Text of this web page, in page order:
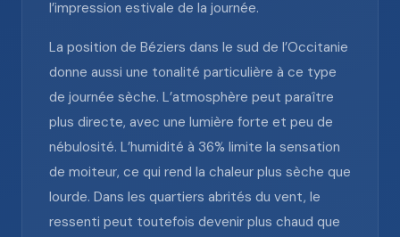
l’impression estivale de la journée.
La position de Béziers dans le sud de l’Occitanie
donne aussi une tonalité particulière à ce type
de journée sèche. L’atmosphère peut paraître
plus directe, avec une lumière forte et peu de
nébulosité. L’humidité à 36% limite la sensation
de moiteur, ce qui rend la chaleur plus sèche que
lourde. Dans les quartiers abrités du vent, le
ressenti peut toutefois devenir plus chaud que